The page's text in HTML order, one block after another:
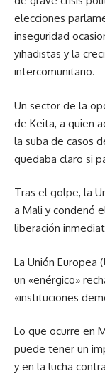
elecciones
inseguridad
yihadistas y la
intercomunitario.
Un sector de la
de Keita, a quien
la suba de casos
quedaba claro si
Tras el golpe, la
a Mali y condenó
liberación
La Unión Europea
un «enérgico»
«instituciones
Lo que ocurre en
puede tener un
y en la lucha